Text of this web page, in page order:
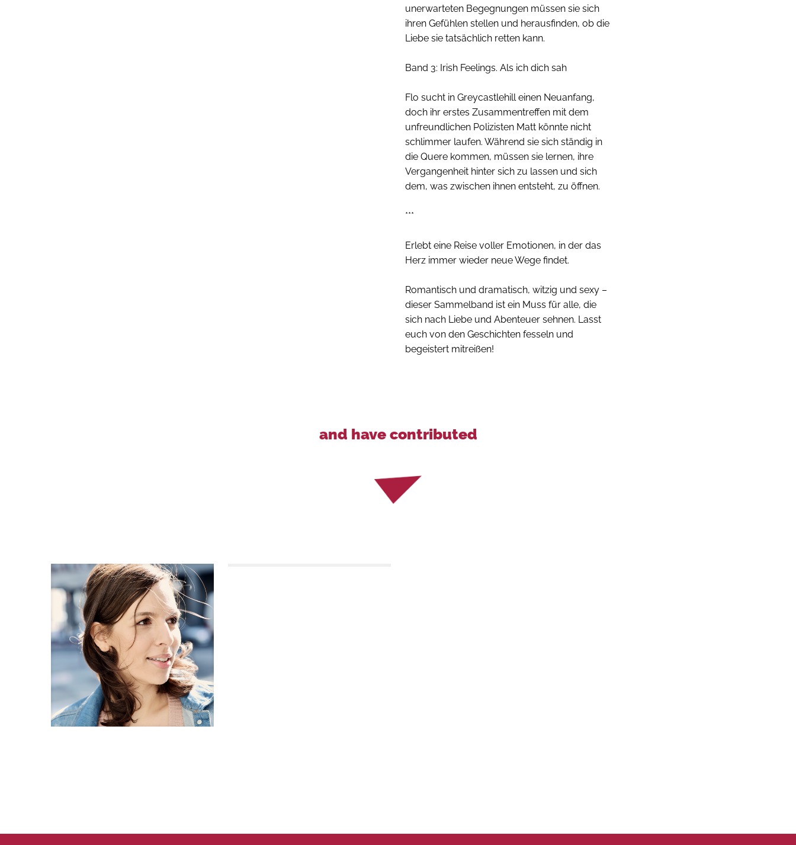
unerwarteten Begegnungen müssen sie sich
ihren Gefühlen stellen und herausfinden, ob die
Liebe sie tatsächlich retten kann.
Band 3: Irish Feelings. Als ich dich sah
Flo sucht in Greycastlehill einen Neuanfang,
doch ihr erstes Zusammentreffen mit dem
unfreundlichen Polizisten Matt könnte nicht
schlimmer laufen. Während sie sich ständig in
die Quere kommen, müssen sie lernen, ihre
Vergangenheit hinter sich zu lassen und sich
dem, was zwischen ihnen entsteht, zu öffnen.
***
Erlebt eine Reise voller Emotionen, in der das
Herz immer wieder neue Wege findet.
Romantisch und dramatisch, witzig und sexy –
dieser Sammelband ist ein Muss für alle, die
sich nach Liebe und Abenteuer sehnen. Lasst
euch von den Geschichten fesseln und
begeistert mitreißen!
and have contributed